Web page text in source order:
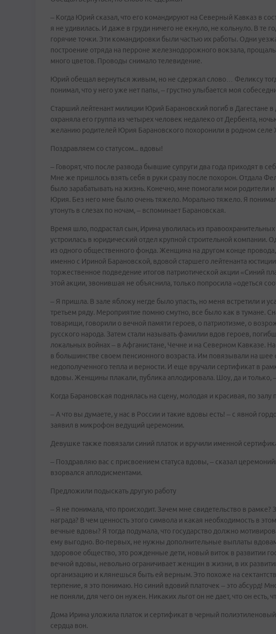
– Когда Юрий сказал, что его командируют на Северный Кавказ в
я не удивилась. И даже в груди ничего не екнуло, не кольнуло. В те
горячие точки. Эти командировки были частью их работы. Одни
построение отряда на перроне железнодорожного вокзала,
много цветов. Проводы снимало телевидение.
Юрий обещал вернуться живым, но не сдержал слово… Феликсу
понимал, что у него уже нет папы, – грустно улыбается моя
Старший лейтенант милиции Юрий Барановский погиб в Дагестане в
охраняла его группа из четырех человек недалеко от Дербента,
желанию родителей Юрия Барановского похоронили в родном селе
Поздравляем со статусом... вдовы!
– Говорят, что после развода бывшие супруги два года приходят в
Мне же пришлось взять себя в руки сразу после похорон. Отдала
было зарабатывать на жизнь. Конечно, мне помогали мои родители
Юрия. Без него мне было очень тяжело. Морально тяжело. Я
утонуть в слезах по ночам, – вспоминает Барановская.
Время шло, подрастал сын, Ирина уволилась из
устроилась в юридический отдел крупной строительной
из одного общественного фонда. Женщина на другом конце
именно с Ириной Барановской, вдовой старшего лейтенанта
торжественное подведение итогов патриотической акции «Синий
этой акции, звонившая не объяснила, только попросила «одеться
– Я пришла. В зале яблоку негде было упасть, но меня встретили и
третьем ряду. Мероприятие помню смутно, все было как в тумане.
товарищи, говорили о вечной памяти героев, о патриотизме, о
русского народа. Затем стали называть фамилии вдов героев,
локальных войнах – в Афганистане, Чечне и на Северном Кавказе.
в большинстве своем пенсионного возраста. Им повязывали на шее
недополученного тепла и верности. И еще вручали сертификат в
вдовы. Женщины плакали, публика аплодировала. Шоу, да и только,
Когда Барановская поднялась на сцену, молодая и красивая, по залу
– А что вы думаете, у нас в России и такие вдовы есть! – с явной
заявил в микрофон ведущий церемонии.
Девушке также повязали синий платок и вручили именной
– Поздравляю вас с присвоением статуса вдовы, – сказал
взорвался аплодисментами.
Предложили подыскать другую работу
– Я не понимала, что происходит. Зачем мне свидетельство в рамке?
награда? В чем ценность этого символа и какая необходимость в
вечные вдовы? Я тогда подумала, что государство должно
ему выгодно. Во-первых, не нужны дополнительные выплаты
здоровое общество, это рожденные дети, новый виток в развитии
вечной вдовы, невольно ограничивает женщин в жизни, в их
организацию и клянешься быть ей верным. Это похоже на
терпение, я это понимаю. Но синий вдовий платочек – это абсурд!
не поняли, для чего он нужен. Никаких льгот он не дает, что он есть,
Дома Ирина уложила платок и сертификат в черный полиэтиленовый
сердца вон.